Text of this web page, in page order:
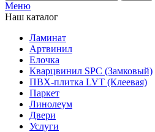
Меню
Наш каталог
Ламинат
Артвинил
Елочка
Кварцвинил SPC (Замковый)
ПВХ-плитка LVT (Клеевая)
Паркет
Линолеум
Двери
Услуги